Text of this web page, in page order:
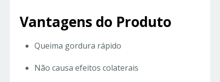
Vantagens do Produto
Queima gordura rápido
Não causa efeitos colaterais